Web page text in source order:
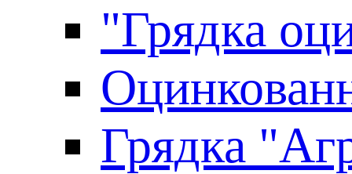
"Грядка
Грядка